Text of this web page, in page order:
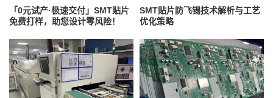
「0元试产·极速交付」SMT贴片
免费打样，助您设计零风险！
SMT贴片防飞锡技术解析与工艺
优化策略